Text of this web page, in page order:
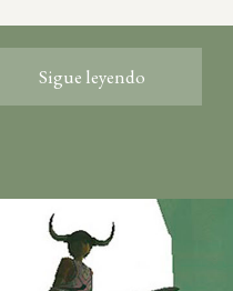
Sigue leyendo